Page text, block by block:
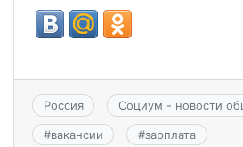
Россия Социум - новости
#вакансии #зарплата